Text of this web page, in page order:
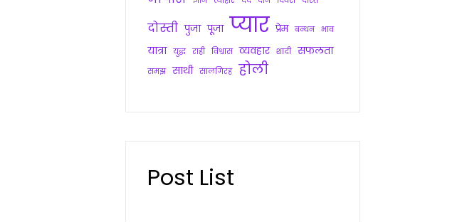
दोस्ती पुजा पूजा प्यार प्रेम बन्धन भाव
यात्रा युद्ध राही विश्वास व्यवहार शादी सफलता
समझ साथी सालगिरह होली
Post List